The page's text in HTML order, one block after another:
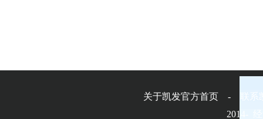
关于凯发官方首页 - 联
2014-